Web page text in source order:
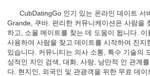
CubDatingGo 인기 있는 온라인 데이트 서
Grande, 쿠바. 편리한 커뮤니케이션은 사람을
하고, 소울 메이트를 찾는 데 도움이 됩니다. 이
사용하여 사람을 찾고 데이트를 시작하여 진지
있습니다. 커뮤니티는 의사 소통, 특수 기술의
상적인 지인 검색, 대화, 사랑, 낭만적 인 관계
다. 현지인, 외국인 및 관광객을 위한 무료 데